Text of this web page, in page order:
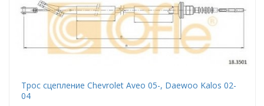
Трос сцепление Chevrolet Aveo 05-, Daewoo Kalos 02-
04